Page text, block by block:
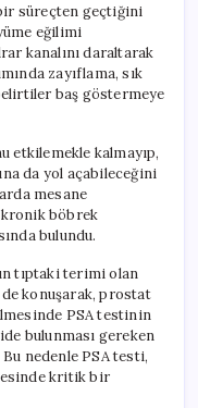
süreçten geçtiğini
eğilimi
kanalını daraltarak
zayıflama, sık
baş göstermeye
etkilemekle kalmayıp,
da yol açabileceğini
mesane
böbrek
bulundu.
tıptaki terimi olan
konuşarak, prostat
PSA testinin
bulunması gereken
nedenle PSA testi,
kritik bir